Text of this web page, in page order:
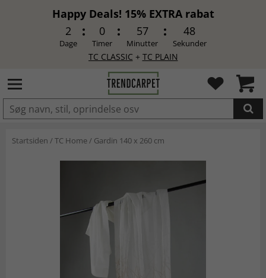
Happy Deals! 15% EXTRA rabat
2
Dage
0
Timer
57
Minutter
47
Sekunder
TC CLASSIC + TC PLAIN
LAGT I INDKØBSKURVEN.
Startsiden /TC Home/ Gardin 140 x 260 cm